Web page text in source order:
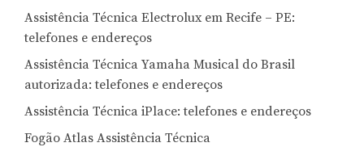
Assistência Técnica Electrolux em Recife – PE:
telefones e endereços
Assistência Técnica Yamaha Musical do Brasil
autorizada: telefones e endereços
Assistência Técnica iPlace: telefones e endereços
Fogão Atlas Assistência Técnica